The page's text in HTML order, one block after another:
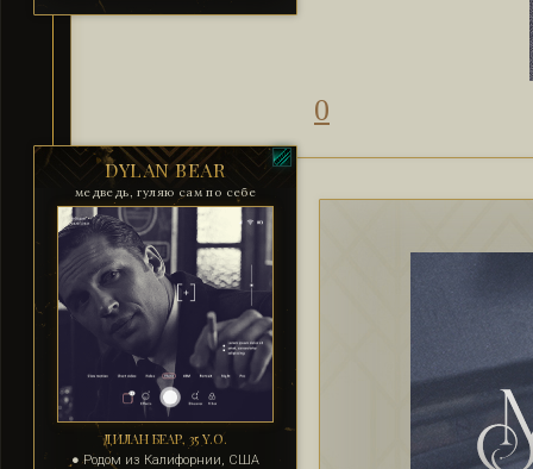
0
DYLAN BEAR
медведь, гуляю сам по себе
ДИЛАН БЕАР, 35 Y.O.
● Родом из Калифорнии, США